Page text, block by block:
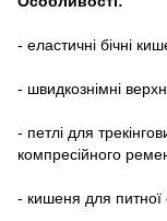
- еластичні бічні
- швидкознімні
- петлі для
компресійного
- кишеня для питної